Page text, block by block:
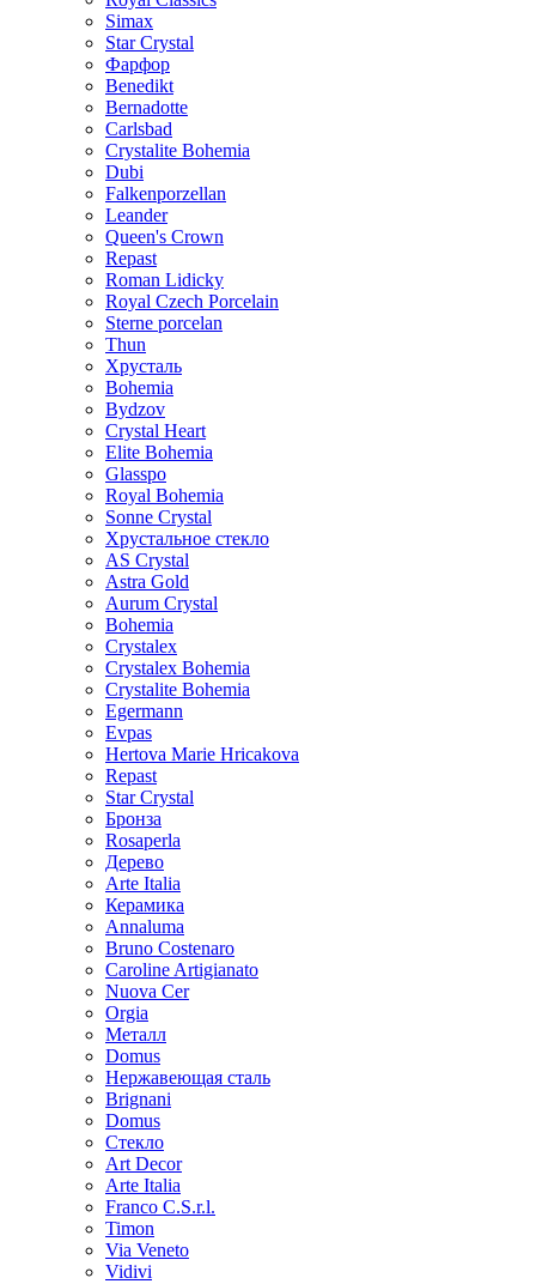
Simax
Star Crystal
Фарфор
Benedikt
Bernadotte
Carlsbad
Crystalite Bohemia
Dubi
Falkenporzellan
Leander
Queen's Crown
Repast
Roman Lidicky
Royal Czech Porcelain
Sterne porcelan
Thun
Хрусталь
Bohemia
Bydzov
Crystal Heart
Elite Bohemia
Glasspo
Royal Bohemia
Sonne Crystal
Хрустальное стекло
AS Crystal
Astra Gold
Aurum Crystal
Bohemia
Crystalex
Crystalex Bohemia
Crystalite Bohemia
Egermann
Evpas
Hertova Marie Hricakova
Repast
Star Crystal
Бронза
Rosaperla
Дерево
Arte Italia
Керамика
Annaluma
Bruno Costenaro
Caroline Artigianato
Nuova Cer
Orgia
Металл
Domus
Нержавеющая сталь
Brignani
Domus
Стекло
Art Decor
Arte Italia
Franco C.S.r.l.
Timon
Via Veneto
Vidivi